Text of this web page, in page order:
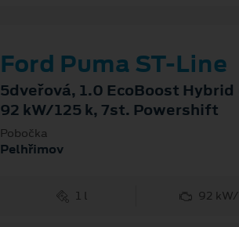
Ford Puma ST-Line
5dveřová, 1.0 EcoBoost
92 kW/125 k, 7st. Powershift
Pobočka
Pelhřimov
1 l 92